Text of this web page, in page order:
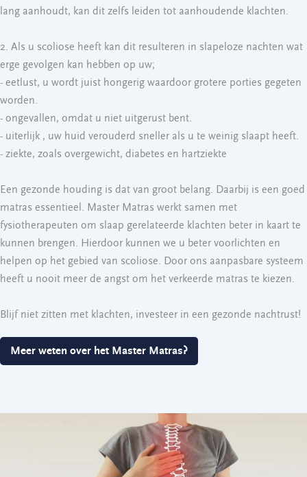
lang aanhoudt, kan dit zelfs leiden tot aanhoudende klachten.
2. Als u scoliose heeft kan dit resulteren in slapeloze nachten wat
erge gevolgen kan hebben op uw;
- eetlust, u wordt juist hongerig waardoor grotere porties gegeten
worden.
- ongevallen, omdat u niet uitgerust bent.
- uiterlijk , uw huid verouderd sneller als u te weinig slaapt heeft.
- ziekte, zoals overgewicht, diabetes en hartziekte
Een gezonde houding is dat van groot belang. Daarbij is een goed
matras essentieel. Master Matras werkt samen met
fysiotherapeuten om slaap gerelateerde klachten beter in kaart te
kunnen brengen. Hierdoor kunnen we u beter voorlichten en
helpen op het gebied van scoliose. Door ons aanpasbare systeem
heeft u nooit meer de angst om het verkeerde matras te kiezen.
Blijf niet zitten met klachten, investeer in een gezonde nachtrust!
Meer weten over het Master Matras?